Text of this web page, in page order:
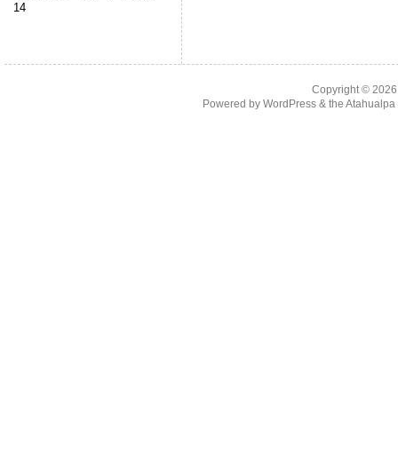
14
Copyright ©
Powered by WordPress& the Atahualpa